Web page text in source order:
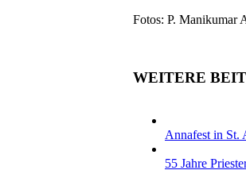
Fotos: P. Manikumar
WEITERE
Annafest in St.
55 Jahre